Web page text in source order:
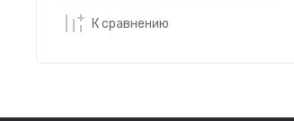
К сравнению